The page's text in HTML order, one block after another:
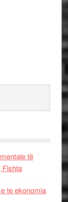
të
Fishta
te ekonomia